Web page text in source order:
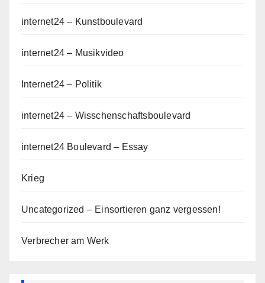
internet24 – Kunstboulevard
internet24 – Musikvideo
Internet24 – Politik
internet24 – Wisschenschaftsboulevard
internet24 Boulevard – Essay
Krieg
Uncategorized – Einsortieren ganz vergessen!
Verbrecher am Werk